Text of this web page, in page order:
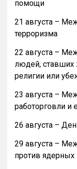
помощи
21 августа –
терроризма
22 августа –
людей, ставших
религии или
23 августа –
работорговли и
26 августа –
29 августа –
против ядерных